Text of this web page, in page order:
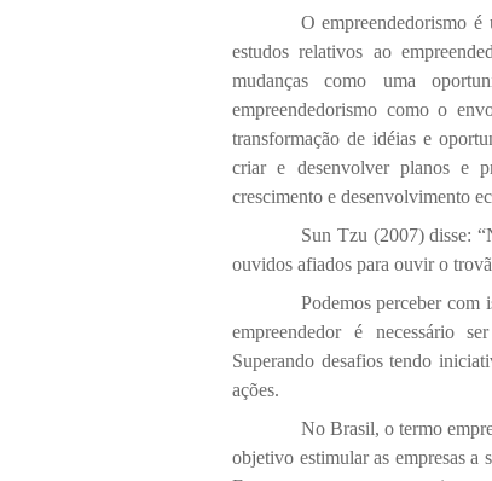
O empreendedorismo é
estudos relativos ao
mudanças como uma
empreendedorismo como o
transformação de idéias e
criar e desenvolver planos e
crescimento e desenvolvimento
Sun Tzu (2007) disse:
ouvidos afiados para ouvir o
Podemos perceber com
empreendedor é necessário
Superando desafios tendo
ações.
No Brasil, o termo
objetivo estimular as empresas a